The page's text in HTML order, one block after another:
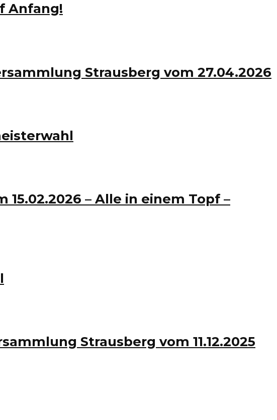
Anfang!
Strausberg vom 27.04.2026
– Alle in einem Topf –
Strausberg vom 11.12.2025